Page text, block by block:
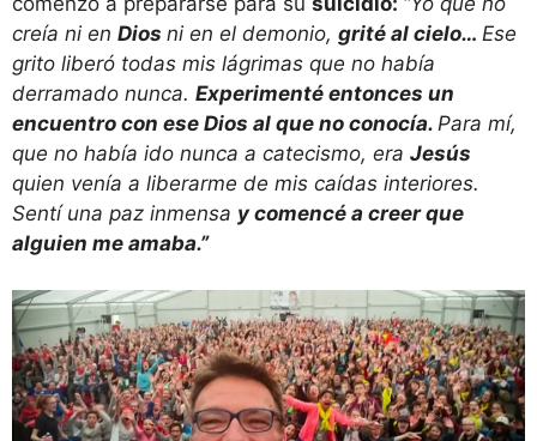
creía ni en Dios ni en el demonio, grité al cielo… Ese
grito liberó todas mis lágrimas que no había
derramado nunca. Experimenté entonces un
encuentro con ese Dios al que no conocía. Para mí,
que no había ido nunca a catecismo, era Jesús
quien venía a liberarme de mis caídas interiores.
Sentí una paz inmensa y comencé a creer que
alguien me amaba.”